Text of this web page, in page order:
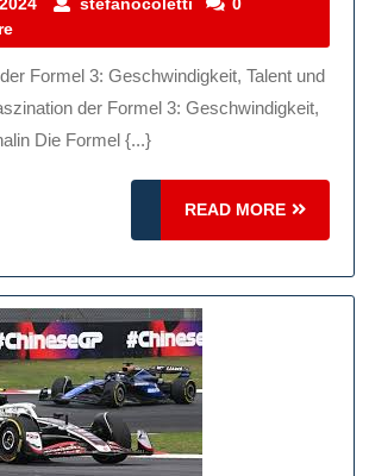
Und
Auf
Der
2024
stefanocoletti
0
der Formel 3: Geschwindigkeit,
Die Formel {...}
READ MORE
READ
MORE